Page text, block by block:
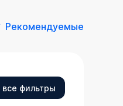
Рекомендуемые
все фильтры